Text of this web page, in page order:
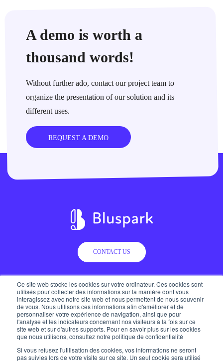
Ce site web stocke les cookies sur votre ordinateur. Ces cookies sont
utilisés pour collecter des informations sur la manière dont vous
interagissez avec notre site web et nous permettent de nous souvenir
de vous. Nous utilisons ces informations afin d'améliorer et de
personnaliser votre expérience de navigation, ainsi que pour
l'analyse et les indicateurs concernant nos visiteurs à la fois sur ce
site web et sur d'autres supports. Pour en savoir plus sur les cookies
que nous utilisons, consultez notre politique de confidentialité
Si vous refusez l'utilisation des cookies, vos informations ne seront
pas suivies lors de votre visite sur ce site. Un seul cookie sera utilisé
A demo is worth a
thousand words!
Without further ado, contact our project team to
organize the presentation of our solution and its
different uses.
REQUEST A DEMO
CONTACT US
Contact Company